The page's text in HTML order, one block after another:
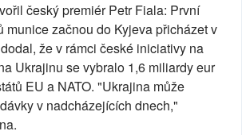
český premiér Petr Fiala: První
munice začnou do Kyjeva přicházet v
že v rámci české iniciativy na
Ukrajinu se vybralo 1,6 miliardy eur
EU a NATO. "Ukrajina může
v nadcházejících dnech,"